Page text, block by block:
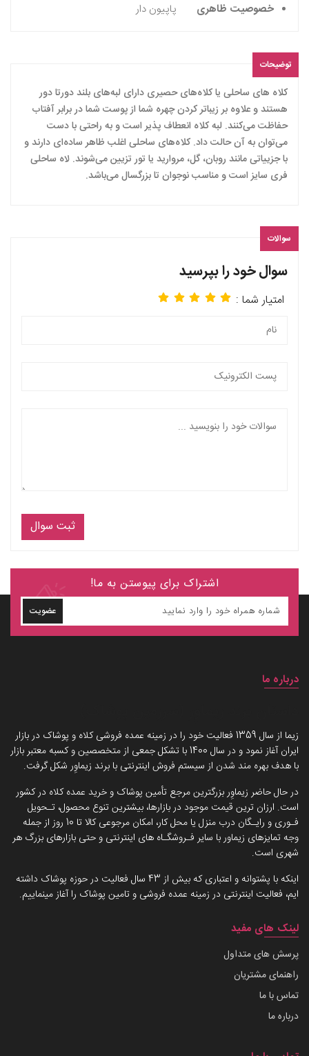
خصوصیت ظاهری
پاپیون دار
توضیحات
کلاه های ساحلی یا کلاه‌های حصیری دارای لبه‌های بلند دورتا دور
هستند و علاوه بر زیباتر کردن چهره شما از پوست شما در برابر آفتاب
حفاظت می‌کنند. لبه کلاه انعطاف پذیر است و به راحتی با دست
می‌توان به آن حالت داد. کلاه‌های ساحلی اغلب ظاهر ساده‌ای دارند و
با جزییاتی مانند روبان، گل‌، مروارید یا تور تزیین می‌شوند. لاه ساحلی
فری سایز است و مناسب نوجوان تا بزرگسال می‌باشد.
سوالات
سوال خود را بپرسید
امتیار شما :
ثبت سوال
اشتراک برای پیوستن به ما!
عضویت
درباره ما
زیما از سال 1359 فعالیت خود را در زمینه عمده فروشی کلاه و پوشاک در بازار
ایران آغاز نمود و در سال 1400 با تشکل جمعی از متخصصین و کسبه معتبر بازار
با هدف بهره مند شدن از سیستم فروش اینترنتی با برند زیماوِر شکل گرفت.
در حال حاضر زیماوِر بزرگترین مرجع تأمین پوشاک و خرید عمده کلاه در کشور
است. ارزان ترین قیمت موجود در بازارها، بیشترین تنوع محصول، تـحویل
فـوری و رایـگان درب منزل یا محل کار، امکان مرجوعی کالا تا 10 روز از جمله
وجه تمایزهای زیماور با سایر فـروشگـاه های اینترنتی و حتی بازارهای بزرگ هر
شهری است.
اینکه با پشتوانه و اعتباری که بیش از 43 سال فعالیت در حوزه پوشاک داشته
ایم، فعالیت اینترنتی در زمینه عمده فروشی و تامین پوشاک را آغاز مینماییم.
لینک های مفید
پرسش های متداول
راهنمای مشتریان
تماس با ما
درباره ما